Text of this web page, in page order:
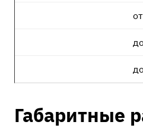
Габаритные